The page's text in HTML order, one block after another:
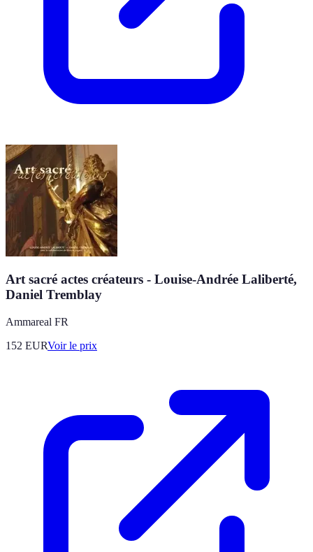
Art sacré actes créateurs - Louise-Andrée Laliberté,
Daniel Tremblay
Ammareal FR
152 EURVoir le prix